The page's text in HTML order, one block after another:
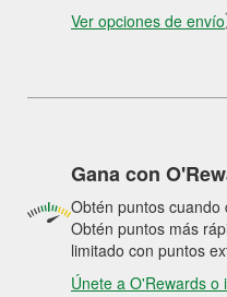
Ver opciones de envío
Gana con
Obtén puntos
Obtén puntos más
limitado con puntos
Únete a O'Rewards o